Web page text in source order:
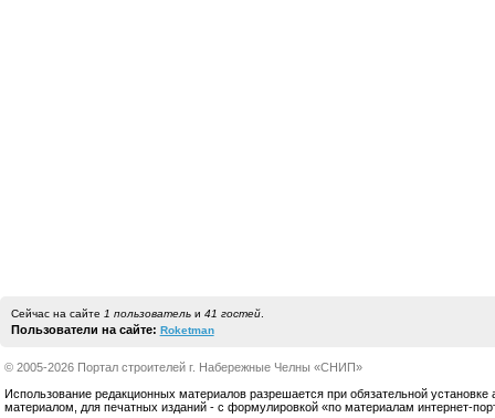
Сейчас на сайте 1 пользовательи 41 гостей.
Пользователи на сайте: Roketman
© 2005-2026 Портал строителей г. Набережные Челны «СНИП»
Использование редакционных материалов разрешается при обязательной установке
материалом, для печатных изданий - с формулировкой «по материалам интернет-